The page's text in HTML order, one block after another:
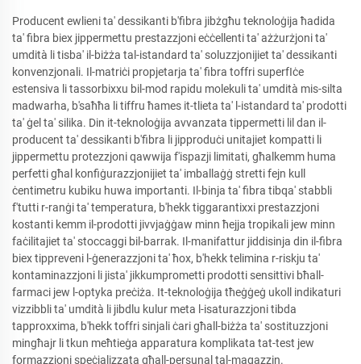
Producent ewlieni ta' dessikanti b'fibra jibżgħu teknoloġija ħadida
ta' fibra biex jippermettu prestazzjoni eċċellenti ta' ażżurżjoni ta'
umdità li tisba' il-biżża tal-istandard ta' soluzzjonijiet ta' dessikanti
konvenzjonali. Il-matriċi propjetarja ta' fibra toffri superfIċe
estensiva li tassorbixxu bil-mod rapidu molekuli ta' umdità mis-silta
madwarha, b'saħħa li tiffru ħames it-tlieta ta' l-istandard ta' prodotti
ta' ġel ta' silika. Din it-teknoloġija avvanzata tippermetti lil dan il-
producent ta' dessikanti b'fibra li jipproduċi unitajiet kompatti li
jippermettu protezzjoni qawwija f'ispazji limitati, għalkemm huma
perfetti għal konfiġurazzjonijiet ta' imballaġġ stretti fejn kull
ċentimetru kubiku huwa importanti. Il-binja ta' fibra tibqa' stabbli
f'tutti r-ranġi ta' temperatura, b'hekk tiggarantixxi prestazzjoni
kostanti kemm il-prodotti jivvjaġġaw minn ħejja tropikali jew minn
faċilitajiet ta' stoccaggi bil-barrak. Il-manifattur jiddisinja din il-fibra
biex tippreveni l-ġenerazzjoni ta' ħox, b'hekk telimina r-riskju ta'
kontaminazzjoni li jista' jikkumprometti prodotti sensittivi bħall-
farmaci jew l-optyka preċiża. It-teknoloġija tħeġġeġ ukoll indikaturi
vizzibbli ta' umdità li jibdlu kulur meta l-isaturazzjoni tibda
tapproxxima, b'hekk toffri sinjali ċari għall-biżża ta' sostituzzjoni
mingħajr li tkun meħtieġa apparatura komplikata tat-test jew
formazzjoni speċjalizzata għall-persunal tal-magazzin.